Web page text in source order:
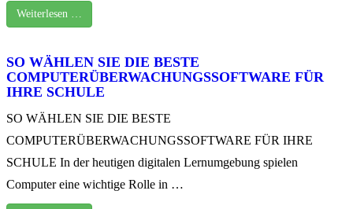
Weiterlesen …
SO WÄHLEN SIE DIE BESTE
COMPUTERÜBERWACHUNGSSOFTWARE FÜR
IHRE SCHULE
SO WÄHLEN SIE DIE BESTE
COMPUTERÜBERWACHUNGSSOFTWARE FÜR IHRE
SCHULE In der heutigen digitalen Lernumgebung spielen
Computer eine wichtige Rolle in …